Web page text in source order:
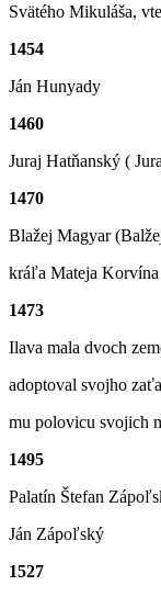
Svätého Mikuláša,
1454
Ján Hunyady
1460
Juraj Hatňanský (
1470
Blažej Magyar
kráľa Mateja Korvína
1473
Ilava mala dvoch
adoptoval svojho
mu polovicu svojich
1495
Palatín Štefan
Ján Zápoľský
1527